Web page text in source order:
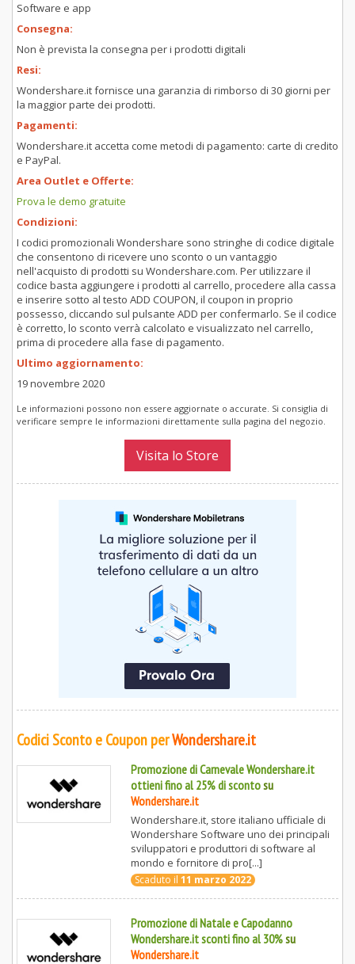
Software e app
Consegna:
Non è prevista la consegna per i prodotti digitali
Resi:
Wondershare.it fornisce una garanzia di rimborso di 30 giorni per
la maggior parte dei prodotti.
Pagamenti:
Wondershare.it accetta come metodi di pagamento: carte di credito
e PayPal.
Area Outlet e Offerte:
Prova le demo gratuite
Condizioni:
I codici promozionali Wondershare sono stringhe di codice digitale
che consentono di ricevere uno sconto o un vantaggio
nell'acquisto di prodotti su Wondershare.com. Per utilizzare il
codice basta aggiungere i prodotti al carrello, procedere alla cassa
e inserire sotto al testo ADD COUPON, il coupon in proprio
possesso, cliccando sul pulsante ADD per confermarlo. Se il codice
è corretto, lo sconto verrà calcolato e visualizzato nel carrello,
prima di procedere alla fase di pagamento.
Ultimo aggiornamento:
19 novembre 2020
Le informazioni possono non essere aggiornate o accurate. Si consiglia di
verificare sempre le informazioni direttamente sulla pagina del negozio.
Visita lo Store
Codici Sconto e Coupon perWondershare.it
Promozione di Carnevale Wondershare.it
ottieni fino al 25% di scontosu
Wondershare.it
Wondershare.it, store italiano ufficiale di
Wondershare Software uno dei principali
sviluppatori e produttori di software al
mondo e fornitore di pro[...]
Scaduto il 11 marzo 2022
Promozione di Natale e Capodanno
Wondershare.it sconti fino al 30%su
Wondershare.it